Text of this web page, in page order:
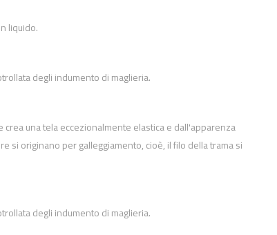
liquido.
degli indumento di maglieria.
crea una tela eccezionalmente elastica e dall'apparenza
si originano per galleggiamento, cioè, il filo della trama si
degli indumento di maglieria.